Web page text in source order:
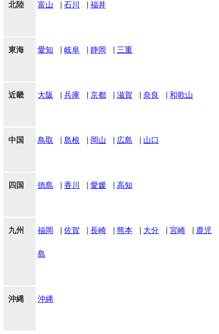
北陸 富山 石川 福井
東海 愛知 岐阜 静岡 三重
近畿 大阪 兵庫 京都 滋賀 奈良 和歌山
中国 鳥取 島根 岡山 広島 山口
四国 徳島 香川 愛媛 高知
九州 福岡 佐賀 長崎 熊本 大分 宮崎 鹿児
島
沖縄 沖縄